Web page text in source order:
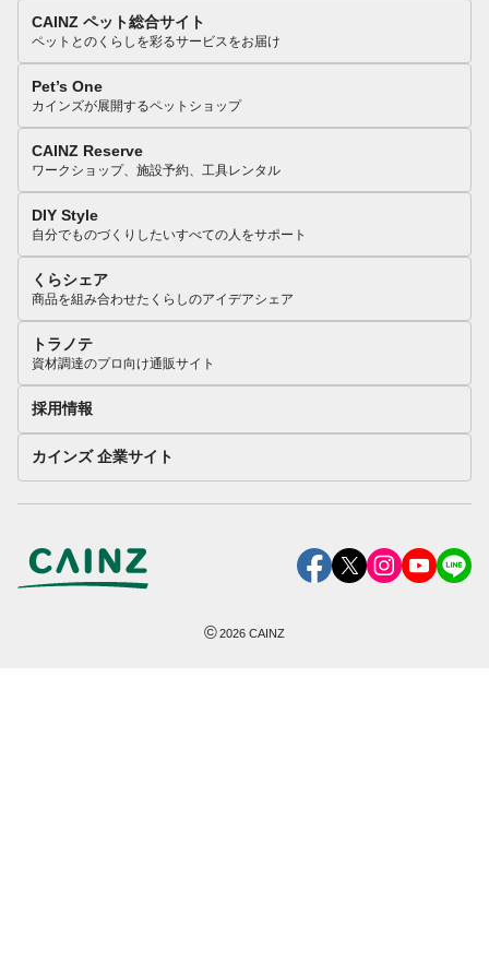
CAINZ ペット総合サイト
ペットとのくらしを彩るサービスをお届け
Pet’s One
カインズが展開するペットショップ
CAINZ Reserve
ワークショップ、施設予約、工具レンタル
DIY Style
自分でものづくりしたいすべての人をサポート
くらシェア
商品を組み合わせたくらしのアイデアシェア
トラノテ
資材調達のプロ向け通販サイト
採用情報
カインズ 企業サイト
©2026 CAINZ